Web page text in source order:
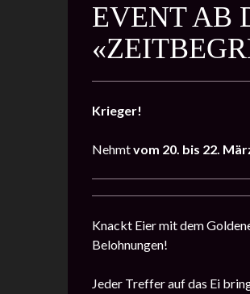
EVENT AB
Krieger!
Nehmtvom 20. bis 22.
Knackt Eier mit dem
Belohnungen!
Jeder Treffer auf das Ei